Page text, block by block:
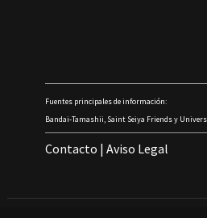
Fuentes principales de información:
Bandai-Tamashii, Saint Seiya Friends y
Contacto |Aviso Legal